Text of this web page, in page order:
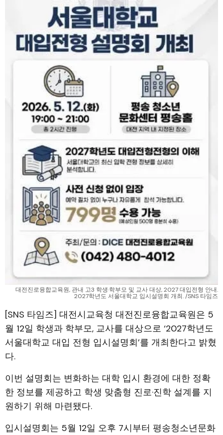
대전진로융합교육원, 관내 고3 학생·학부모 및 교사 대상, 2027 대입전형 안내.
2027학년도 서울대학교 입시설명회 개최. /SNS 타임즈
[SNS 타임즈] 대전시교육청 대전진로융합교육원은 5
월 12일 학생과 학부모, 교사를 대상으로 ‘2027학년도
서울대학교 대입 전형 입시설명회’를 개최한다고 밝혔
다.
이번 설명회는 변화하는 대학 입시 환경에 대한 정확
한 정보를 제공하고 학생 맞춤형 진로·진학 설계를 지
원하기 위해 마련됐다.
입시설명회는 5월 12일 오후 7시부터 평송청소년문화